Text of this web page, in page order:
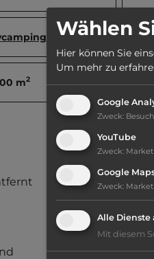
m2
Wählen
Hier können Sie
Um mehr zu
Google
Zweck:
YouTube
Zweck:
Google
Zweck:
Alle
Mit diesem